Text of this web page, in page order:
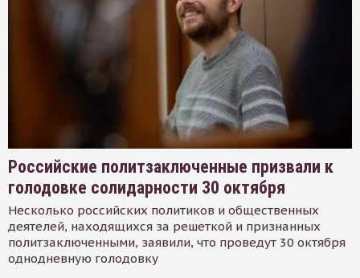
Российские политзаключенные призвали к
голодовке солидарности 30 октября
Несколько российских политиков и общественных
деятелей, находящихся за решеткой и признанных
политзаключенными, заявили, что проведут 30 октября
однодневную голодовку